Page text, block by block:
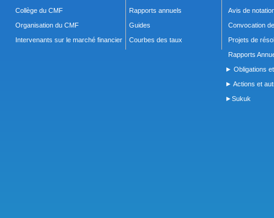
Collège du CMF
Organisation du CMF
Intervenants sur le marché financier
Rapports annuels
Guides
Courbes des taux
Avis de
Convocation
Projets de
Rapports
► Obligations
► Actions et
►Sukuk